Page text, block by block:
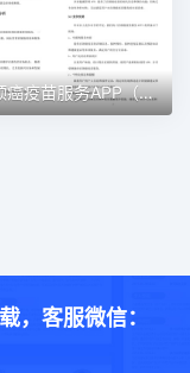
44 宫颈癌疫苗服务APP（word＋ppt配套）创业计划书word模板
，客服微信：